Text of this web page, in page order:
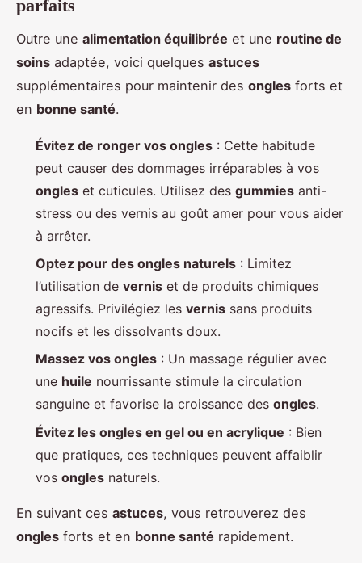
parfaits
Outre une alimentation équilibrée et une routine de
soins adaptée, voici quelques astuces
supplémentaires pour maintenir des ongles forts et
en bonne santé.
Évitez de ronger vos ongles : Cette habitude
peut causer des dommages irréparables à vos
ongles et cuticules. Utilisez des gummies anti-
stress ou des vernis au goût amer pour vous aider
à arrêter.
Optez pour des ongles naturels : Limitez
l’utilisation de vernis et de produits chimiques
agressifs. Privilégiez les vernis sans produits
nocifs et les dissolvants doux.
Massez vos ongles : Un massage régulier avec
une huile nourrissante stimule la circulation
sanguine et favorise la croissance des ongles.
Évitez les ongles en gel ou en acrylique : Bien
que pratiques, ces techniques peuvent affaiblir
vos ongles naturels.
En suivant ces astuces, vous retrouverez des
ongles forts et en bonne santé rapidement.